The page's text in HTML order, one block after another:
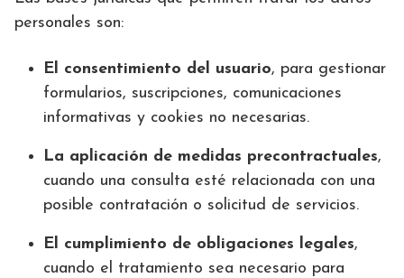
personales son:
El consentimiento del usuario, para gestionar
formularios, suscripciones, comunicaciones
informativas y cookies no necesarias.
La aplicación de medidas precontractuales,
cuando una consulta esté relacionada con una
posible contratación o solicitud de servicios.
El cumplimiento de obligaciones legales,
cuando el tratamiento sea necesario para